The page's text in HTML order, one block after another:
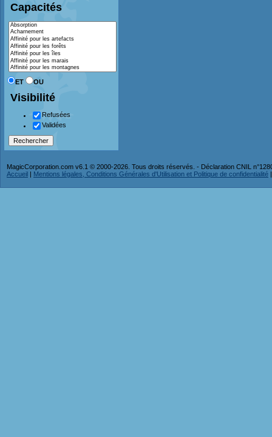
Capacités
ET OU
Visibilité
Refusées
Validées
MagicCorporation.com v6.1 © 2000-2026. Tous droits réservés. - Déclaration CNIL
Accueil | Mentions légales, Conditions Générales d'Utilisation et Politique de confidentialité